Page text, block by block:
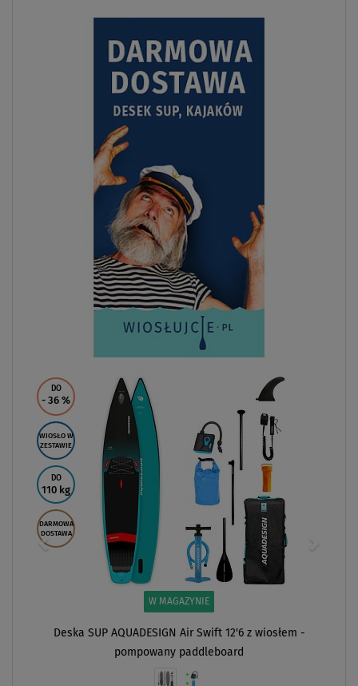
DO
- 36 %
WIOSŁO W
ZESTAWIE
DO
110 kg
DARMOWA
DOSTAWA
W MAGAZYNIE
Deska SUP AQUADESIGN Air Swift 12'6 z wiosłem -
pompowany paddleboard